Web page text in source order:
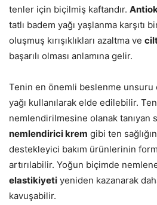
tenler için biçilmiş kaftandır.
tatlı badem yağı yaşlanma karşıtı
oluşmuş kırışıklıkları azaltma ve
başarılı olması anlamına gelir.
Tenin en önemli beslenme unsuru
yağı kullanılarak elde edilebilir.
nemlendirilmesine olanak tanıyan
nemlendirici krem gibi ten
destekleyici bakım ürünlerinin
artırılabilir. Yoğun biçimde
elastikiyeti yeniden kazanarak
kavuşabilir.